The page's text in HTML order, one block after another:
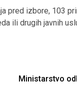
pred izbore, 103
ili drugih javnih
Ministarstvo